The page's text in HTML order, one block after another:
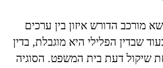
מורכב הדורש איזון בין ערכים
שבדין הפלילי היא מוגבלת, בדין
שיקול דעת בית המשפט. הסוגיה